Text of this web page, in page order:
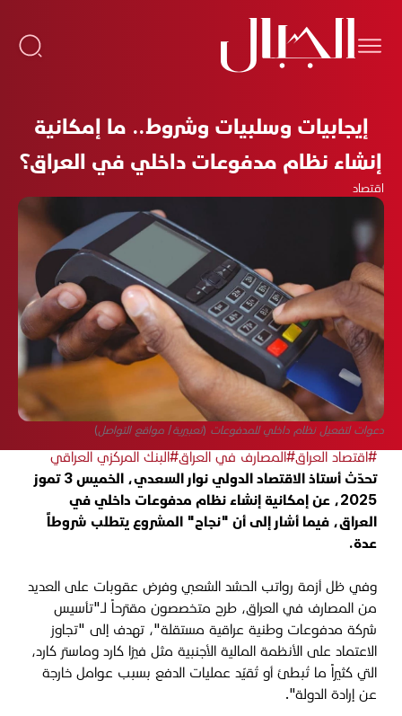
إيجابيات وسلبيات وشروط.. ما إمكانية
إنشاء نظام مدفوعات داخلي في العراق؟
اقتصاد
دعوات لتفعيل نظام داخلي للمدفوعات (تعبيرية/ مواقع التواصل)
#اقتصاد العراق#المصارف في العراق#البنك المركزي العراقي
تحدّث أستاذ الاقتصاد الدولي نوار السعدي، الخميس 3 تموز
2025، عن إمكانية إنشاء نظام مدفوعات داخلي في
العراق، فيما أشار إلى أن "نجاح" المشروع يتطلب شروطاً
عدة.
وفي ظل أزمة رواتب الحشد الشعبي وفرض عقوبات على العديد
من المصارف في العراق، طرح متخصصون مقترحاً لـ"تأسيس
شركة مدفوعات وطنية عراقية مستقلة"، تهدف إلى "تجاوز
الاعتماد على الأنظمة المالية الأجنبية مثل فيزا كارد وماستر كارد،
التي كثيراً ما تُبطئ أو تُقيّد عمليات الدفع بسبب عوامل خارجة
عن إرادة الدولة".